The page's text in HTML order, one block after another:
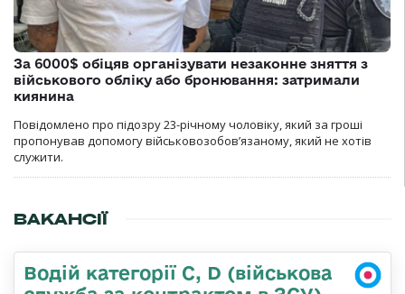
За 6000$ обіцяв організувати незаконне зняття з
військового обліку або бронювання: затримали
киянина
Повідомлено про підозру 23-річному чоловіку, який за гроші
пропонував допомогу військовозобов’язаному, який не хотів
служити.
ВАКАНСІЇ
Водій категорії C, D (військова